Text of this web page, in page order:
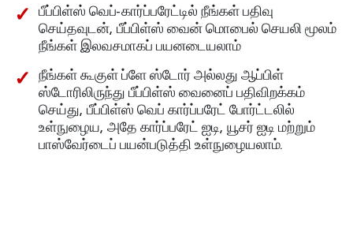
பீப்பிள்ஸ் வெப்-கார்ப்பரேட்டில் நீங்கள் பதிவு
செய்தவுடன், பீப்பிள்ஸ் வைன் மொபைல் செயலி மூலம்
நீங்கள் இலவசமாகப் பயனடையலாம்
நீங்கள் கூகுள் ப்ளே ஸ்டோர் அல்லது ஆப்பிள்
ஸ்டோரிலிருந்து பீப்பிள்ஸ் வைனைப் பதிவிறக்கம்
செய்து, பீப்பிள்ஸ் வெப் கார்ப்பரேட் போர்ட்டலில்
உள்நுழைய, அதே கார்ப்பரேட் ஐடி, யூசர் ஐடி மற்றும்
பாஸ்வேர்டைப் பயன்படுத்தி உள்நுழையலாம்.